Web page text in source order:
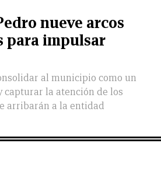
nueve arcos
para impulsar
al municipio como un
capturar la atención de los
arribarán a la entidad